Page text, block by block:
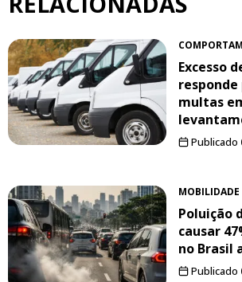
Excesso
responde
multas
Publicado
Poluição
causar
no Brasil
Publicado